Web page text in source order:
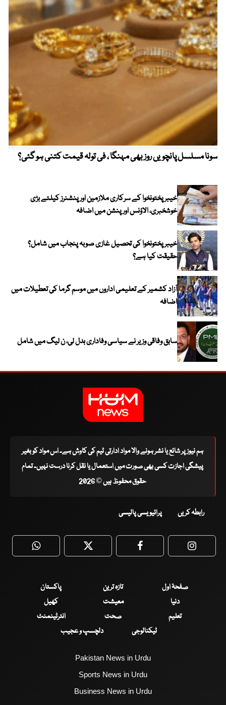
سونا مسلسل پانچویں روز بھی مہنگا ، فی تولہ قیمت کتنی ہو گئی؟
خیبرپختونخوا کے سرکاری ملازمین اور پنشنرز کیلئے بڑی
خوشخبری، الاؤنس اور پنشن میں اضافہ
خیبر پختونخوا کی تحصیل غازی صوبہ پنجاب میں شامل؟
حقیقت کیا ہے؟
آزاد کشمیر کے تعلیمی اداروں میں موسم گرما کی تعطیلات میں
اضافہ
سابق وفاقی وزیر نے سیاسی وفاداری بدل لی، ن لیگ میں شامل
ہم نیوز پر شائع یا نشر ہونے والا مواد ادارتی ٹیم کی کاوش ہے۔ اس مواد کو بغیر
پیشگی اجازت کسی بھی صورت میں استعمال یا نقل کرنا درست نہیں۔ تمام
حقوق محفوظ ہیں © 2026
رابطہ کریں پرائیویسی پالیسی
WhatsApp Twitter Facebook
صفحۂ اول تازہ ترین
پاکستان
دنیا
معیشت
کھیل
تعلیم
صحت
انٹرٹینمنٹ
ٹیکنالوجی
دلچسپ و عجیب
Pakistan News in Urdu
Sports News in Urdu
Business News in Urdu